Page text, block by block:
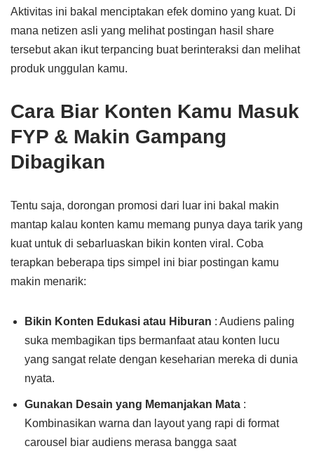
Aktivitas ini bakal menciptakan efek domino yang kuat. Di
mana netizen asli yang melihat postingan hasil share
tersebut akan ikut terpancing buat berinteraksi dan melihat
produk unggulan kamu.
Cara Biar Konten Kamu Masuk
FYP & Makin Gampang
Dibagikan
Tentu saja, dorongan promosi dari luar ini bakal makin
mantap kalau konten kamu memang punya daya tarik yang
kuat untuk di sebarluaskan bikin konten viral. Coba
terapkan beberapa tips simpel ini biar postingan kamu
makin menarik:
Bikin Konten Edukasi atau Hiburan : Audiens paling
suka membagikan tips bermanfaat atau konten lucu
yang sangat relate dengan keseharian mereka di dunia
nyata.
Gunakan Desain yang Memanjakan Mata :
Kombinasikan warna dan layout yang rapi di format
carousel biar audiens merasa bangga saat